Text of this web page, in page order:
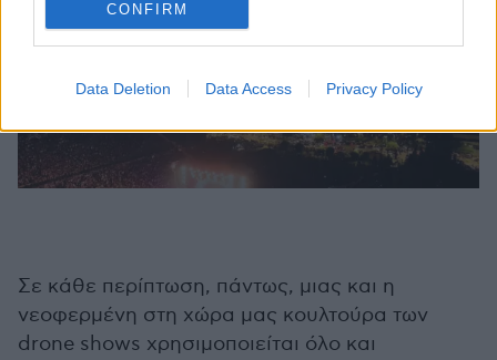
CONFIRM
Data Deletion Data Access Privacy Policy
Σε κάθε περίπτωση, πάντως, μιας και η
νεοφερμένη στη χώρα μας κουλτούρα των
drone shows χρησιμοποιείται όλο και